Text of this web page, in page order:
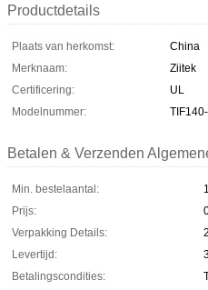
Productdetails
Plaats van herkomst:
China
Merknaam:
Ziitek
Certificering:
UL
Modelnummer:
Betalen & Verzenden
Min. bestelaantal:
Prijs:
Verpakking Details:
Levertijd:
Betalingscondities: